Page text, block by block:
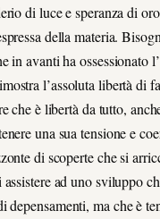
di luce e speranza di
della materia.
in avanti ha ossessionato
l’assoluta libertà di
che è libertà da tutto,
una sua tensione e
di scoperte che si
ad uno sviluppo
depensamenti, ma che è